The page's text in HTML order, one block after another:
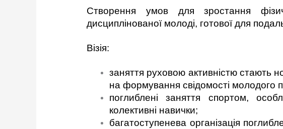
Створення умов для зростання
дисциплінованої молоді, готової для
Візія:
заняття руховою активністю стають
на формування свідомості молодого
поглиблені заняття спортом,
колективні навички;
багатоступенева організація